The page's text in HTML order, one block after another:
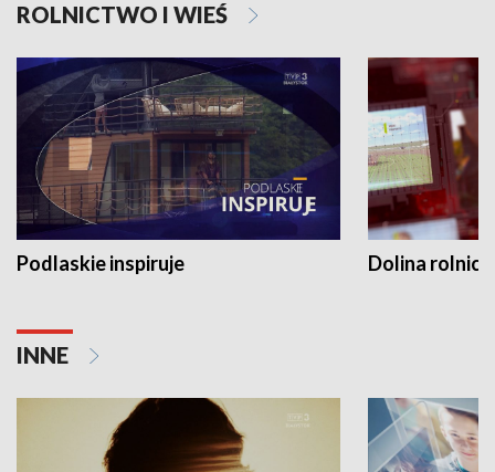
ROLNICTWO I WIEŚ
Podlaskie inspiruje Dolina
INNE